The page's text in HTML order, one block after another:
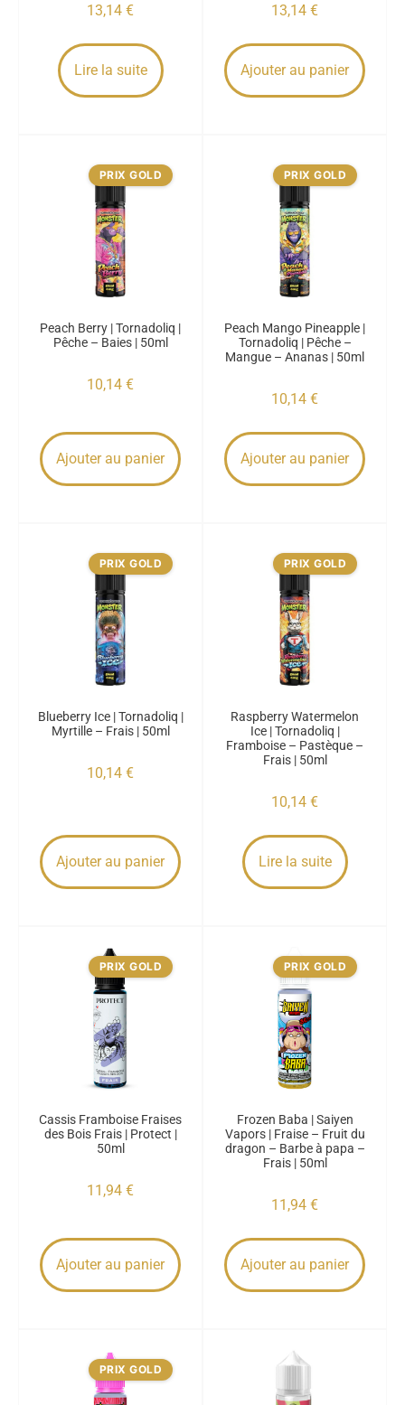
13,14 €
Lire la suite
13,14 €
Ajouter au panier
PRIX GOLD
Peach Berry | Tornadoliq |
Pêche – Baies | 50ml
10,14 €
Ajouter au panier
PRIX GOLD
Peach Mango Pineapple |
Tornadoliq | Pêche –
Mangue – Ananas | 50ml
10,14 €
Ajouter au panier
PRIX GOLD
Blueberry Ice | Tornadoliq |
Myrtille – Frais | 50ml
10,14 €
Ajouter au panier
PRIX GOLD
Raspberry Watermelon
Ice | Tornadoliq |
Framboise – Pastèque –
Frais | 50ml
10,14 €
Lire la suite
PRIX GOLD
Cassis Framboise Fraises
des Bois Frais | Protect |
50ml
11,94 €
Ajouter au panier
PRIX GOLD
Frozen Baba | Saiyen
Vapors | Fraise – Fruit du
dragon – Barbe à papa –
Frais | 50ml
11,94 €
Ajouter au panier
PRIX GOLD